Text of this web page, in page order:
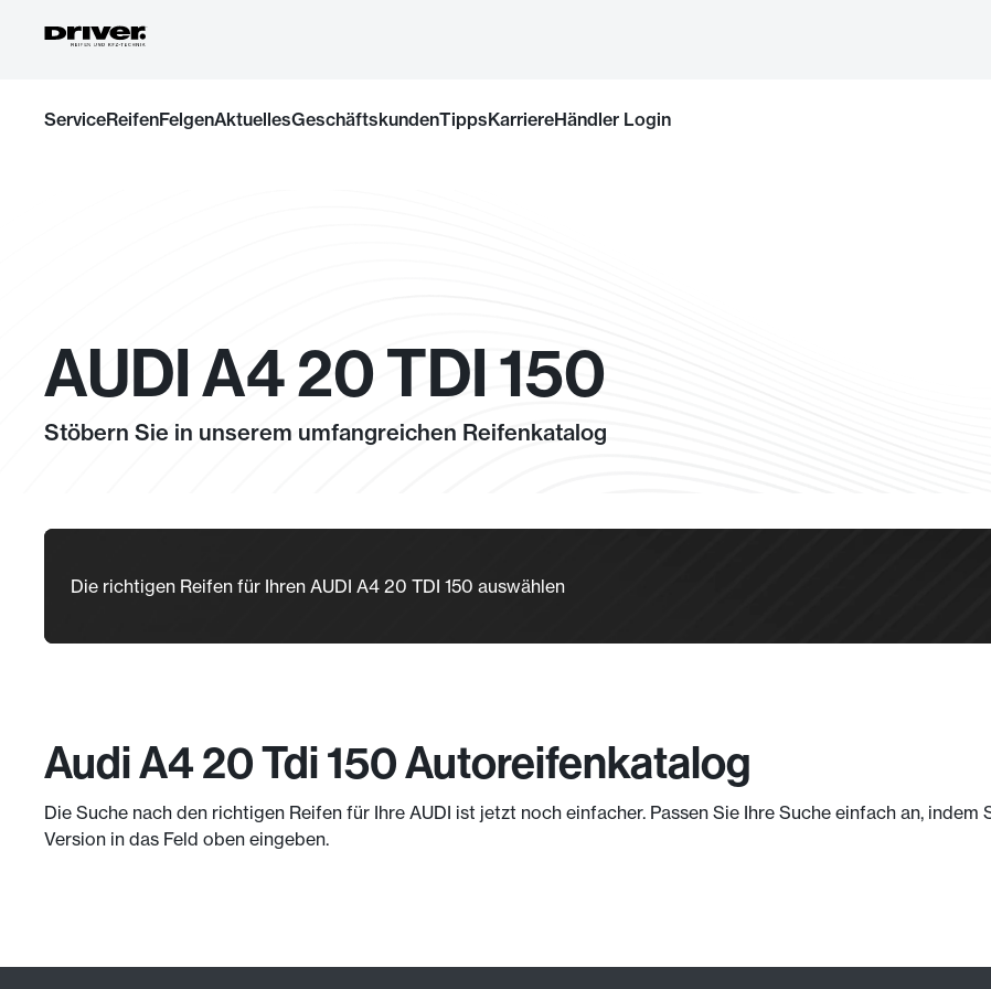
InhaltServiceReifenFelgenAktuellesGeschäftskundenTippsKarriereHändler Login
AUDI A4 20 TDI 150
Stöbern Sie in unserem umfangreichen Reifenkatalog
Die richtigen Reifen für Ihren AUDI A4 20 TDI 150 auswählen
Audi A4 20 Tdi 150 Autoreifenkatalog
Die Suche nach den richtigen Reifen für Ihre AUDI ist jetzt noch einfacher. Passen Sie Ihre Suche einfach an,
Version in das Feld oben eingeben.